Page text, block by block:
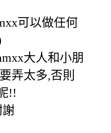
可以做任何
大人和小朋
弄太多,否則
!!